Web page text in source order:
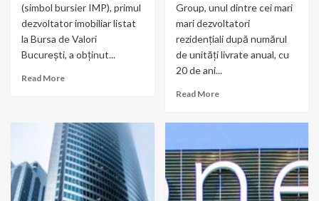
(simbol bursier IMP), primul
dezvoltator imobiliar listat
la Bursa de Valori
București, a obținut...
Read More
Group, unul dintre cei mari
mari dezvoltatori
rezidențiali după numărul
de unități livrate anual, cu
20 de ani...
Read More